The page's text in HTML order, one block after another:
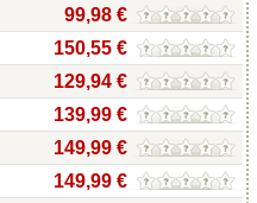
99,98 €
150,55 €
129,94 €
139,99 €
149,99 €
149,99 €